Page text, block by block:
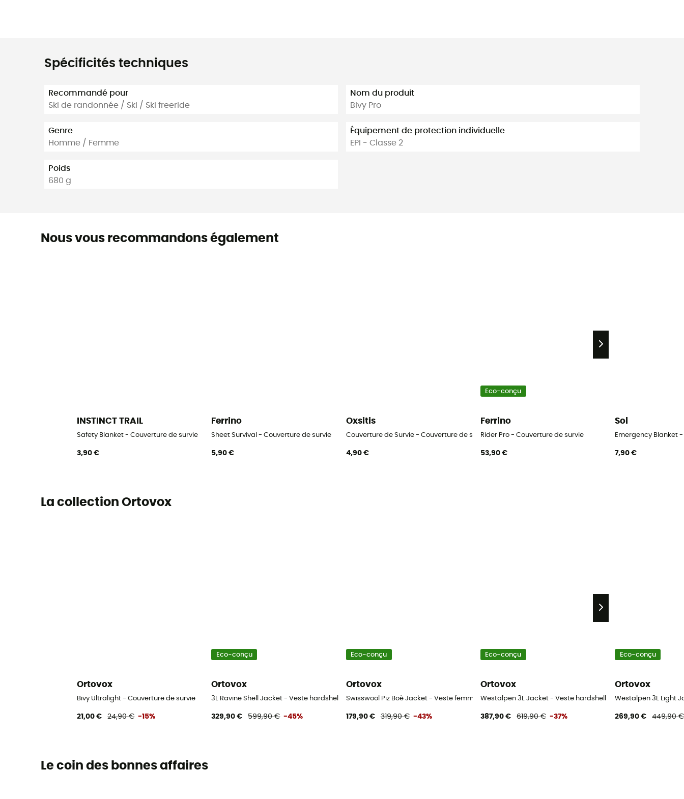
Spécificités techniques
Recommandé pour
Ski de randonnée / Ski / Ski freeride
Genre
Homme / Femme
Poids
680 g
Nom du produit
Bivy Pro
Équipement de protection individuelle
EPI - Classe 2
Nous vous recommandons également
INSTINCT TRAIL
Safety Blanket - Couverture de survie
3,90 €
Ferrino
Sheet Survival - Couverture de survie
5,90 €
Oxsitis
Couverture de Survie - Couverture de survie
4,90 €
Eco-conçu
Ferrino
Rider Pro - Couverture de survie
53,90 €
Sol
Emergency Blanket
7,90 €
La collection Ortovox
Ortovox
Bivy Ultralight - Couverture de survie
21,00 € 24,90 € -15%
Eco-conçu
Ortovox
3L Ravine Shell Jacket - Veste hardshell homme
329,90 € 599,90 € -45%
Eco-conçu
Ortovox
Swisswool Piz Boè Jacket - Veste femme
179,90 € 319,90 € -43%
Eco-conçu
Ortovox
Westalpen 3L Jacket - Veste hardshell homme
387,90 € 619,90 € -37%
Eco-conçu
Ortovox
Westalpen 3L Light
269,90 € 449,90 €
Le coin des bonnes affaires